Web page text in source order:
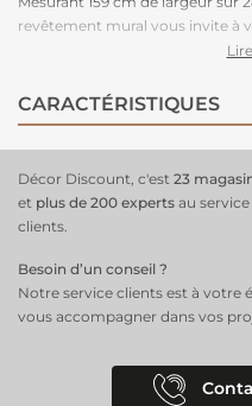
revêtement mural vous invite à
tropicales vertes et rouges,
murs en un havre de verdure et
poser, est la solution idéale
CARACTÉRISTIQUES
Décor Discount, c'est 23
et plus de 200 experts au
clients.
Besoin d’un conseil ?
Notre service clients est à votre
vous accompagner dans vos